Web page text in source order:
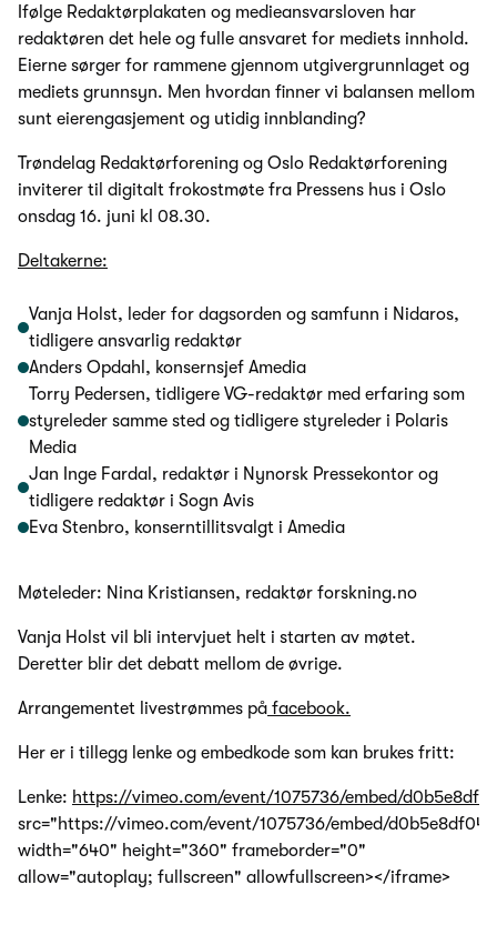
Ifølge Redaktørplakaten og medieansvarsloven har
redaktøren det hele og fulle ansvaret for mediets innhold.
Eierne sørger for rammene gjennom utgivergrunnlaget og
mediets grunnsyn. Men hvordan finner vi balansen mellom
sunt eierengasjement og utidig innblanding?
Trøndelag Redaktørforening og Oslo Redaktørforening
inviterer til digitalt frokostmøte fra Pressens hus i Oslo
onsdag 16. juni kl 08.30.
Deltakerne:
Vanja Holst, leder for dagsorden og samfunn i Nidaros,
tidligere ansvarlig redaktør
Anders Opdahl, konsernsjef Amedia
Torry Pedersen, tidligere VG-redaktør med erfaring som
styreleder samme sted og tidligere styreleder i Polaris
Media
Jan Inge Fardal, redaktør i Nynorsk Pressekontor og
tidligere redaktør i Sogn Avis
Eva Stenbro, konserntillitsvalgt i Amedia
Møteleder: Nina Kristiansen, redaktør forskning.no
Vanja Holst vil bli intervjuet helt i starten av møtet.
Deretter blir det debatt mellom de øvrige.
Arrangementet livestrømmes på facebook.
Her er i tillegg lenke og embedkode som kan brukes fritt:
Lenke: https://vimeo.com/event/1075736/embed/
src="https://vimeo.com/event/1075736/embed/d0b5e8df04"
width="640" height="360" frameborder="0"
allow="autoplay; fullscreen" allowfullscreen></iframe>